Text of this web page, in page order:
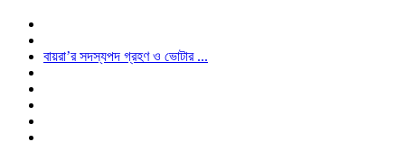
বায়রা’র সদস্যপদ গ্রহণ ও ভোটার ...